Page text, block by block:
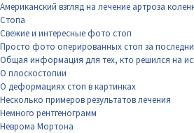
Американский взгляд на лечение артроза
Стопа
Свежие и интересные фото стоп
Просто фото оперированных стоп за
Общая информация для тех, кто решился на
О плоскостопии
О деформациях стоп в картинках
Несколько примеров результатов лечения
Немного рентгенограмм
Неврома Мортона